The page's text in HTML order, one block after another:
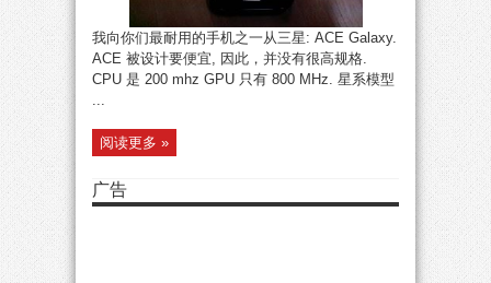
我向你们最耐用的手机之一从三星: ACE Galaxy.
ACE 被设计要便宜, 因此，并没有很高规格.
CPU 是 200 mhz GPU 只有 800 MHz. 星系模型
...
阅读更多 »
广告